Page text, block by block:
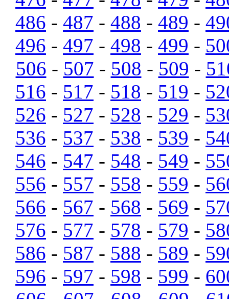
486 - 487 - 488 - 489 -
496 - 497 - 498 - 499 -
506 - 507 - 508 - 509 -
516 - 517 - 518 - 519 -
526 - 527 - 528 - 529 -
536 - 537 - 538 - 539 -
546 - 547 - 548 - 549 -
556 - 557 - 558 - 559 -
566 - 567 - 568 - 569 -
576 - 577 - 578 - 579 -
586 - 587 - 588 - 589 -
596 - 597 - 598 - 599 -